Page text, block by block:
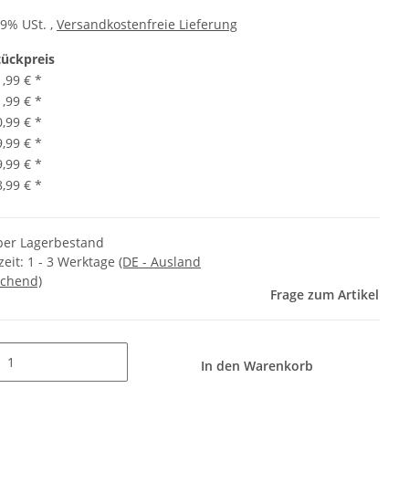
USt. , Versandkostenfreie Lieferung
€ *
€ *
€ *
€ *
€ *
€ *
Lagerbestand
1 - 3 Werktage (DE - Ausland
Frage zum Artikel
In den Warenkorb